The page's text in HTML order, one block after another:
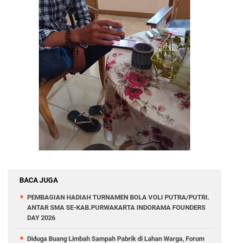
BACA JUGA
PEMBAGIAN HADIAH TURNAMEN BOLA VOLI PUTRA/PUTRI.
ANTAR SMA SE-KAB.PURWAKARTA INDORAMA FOUNDERS
DAY 2026
Diduga Buang Limbah Sampah Pabrik di Lahan Warga, Forum